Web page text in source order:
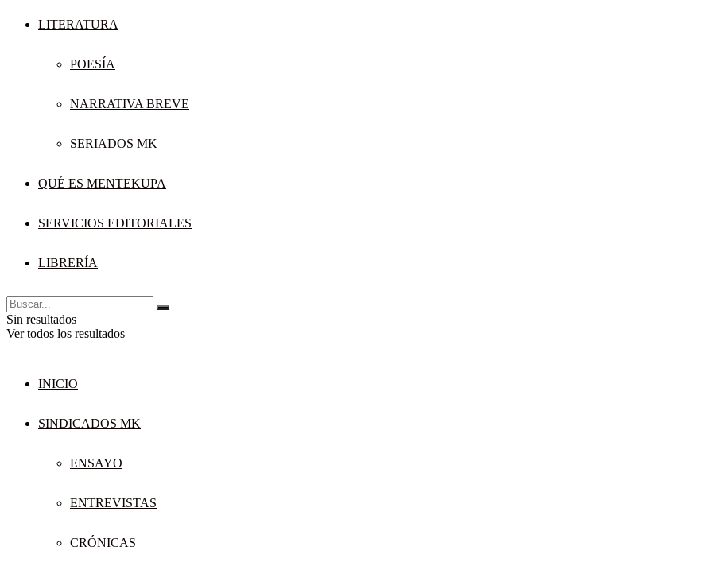
LITERATURA
POESÍA
NARRATIVA BREVE
SERIADOS MK
QUÉ ES MENTEKUPA
SERVICIOS EDITORIALES
LIBRERÍA
Sin resultados
Ver todos los resultados
INICIO
SINDICADOS MK
ENSAYO
ENTREVISTAS
CRÓNICAS